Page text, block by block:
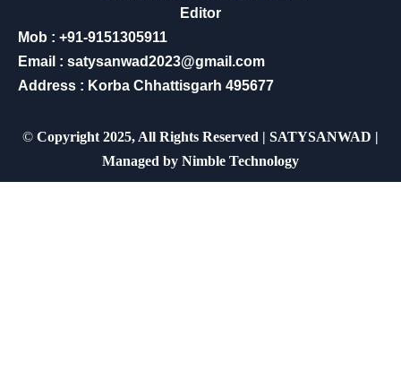
Editor
Mob : +91-9151305911
Email : satysanwad2023@gmail.com
Address : Korba Chhattisgarh 495677
© Copyright 2025, All Rights Reserved | SATYSANWAD |
Managed by Nimble Technology